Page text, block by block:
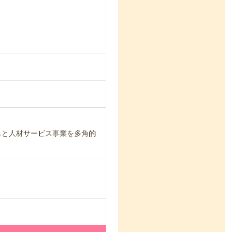
人材サービス事業を多角的